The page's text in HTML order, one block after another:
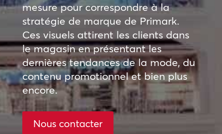
mesure pour correspondre à la
stratégie de marque de Primark.
Ces visuels attirent les clients dans
le magasin en présentant les
dernières tendances de la mode, du
contenu promotionnel et bien plus
encore.
Nous contacter